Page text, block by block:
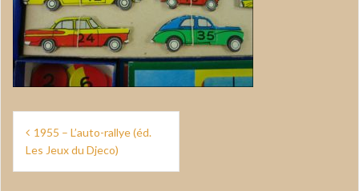
Navigation
de
l’article
1955 – L’auto-rallye (éd.
Les Jeux du Djeco)